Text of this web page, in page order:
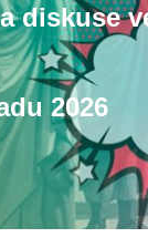
diskuse
2026